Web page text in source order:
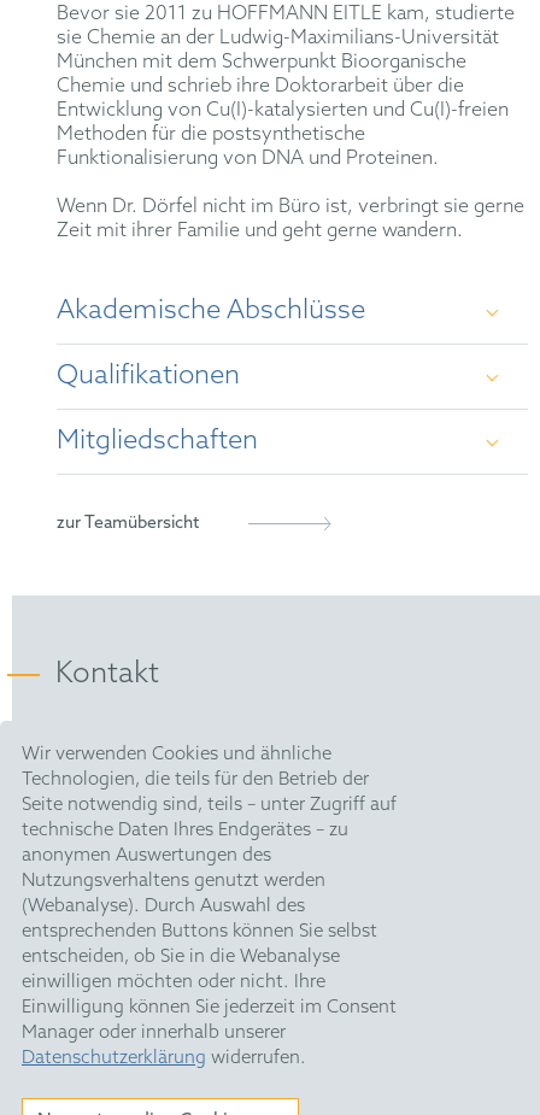
Wir verwenden Cookies und ähnliche
Technologien, die teils für den Betrieb der
Seite notwendig sind, teils – unter Zugriff auf
technische Daten Ihres Endgerätes – zu
anonymen Auswertungen des
Nutzungsverhaltens genutzt werden
(Webanalyse). Durch Auswahl des
entsprechenden Buttons können Sie selbst
entscheiden, ob Sie in die Webanalyse
einwilligen möchten oder nicht. Ihre
Einwilligung können Sie jederzeit im Consent
Manager oder innerhalb unserer
Datenschutzerklärung widerrufen.
Bevor sie 2011 zu HOFFMANN EITLE kam, studierte
sie Chemie an der Ludwig-Maximilians-Universität
München mit dem Schwerpunkt Bioorganische
Chemie und schrieb ihre Doktorarbeit über die
Entwicklung von Cu(I)-katalysierten und Cu(I)-freien
Methoden für die postsynthetische
Funktionalisierung von DNA und Proteinen.
Wenn Dr. Dörfel nicht im Büro ist, verbringt sie gerne
Zeit mit ihrer Familie und geht gerne wandern.
Akademische Abschlüsse
Diplom in Chemie an der Ludwig-Maximilians-
Universität (LMU) München (2001 - 2006)
Qualifikationen
Patentanwältin
Mitgliedschaften
Patentanwaltskammer
VPP
zur Teamübersicht
Kontakt
HOFFMANN EITLE |
Patent- und Rechtsanwälte PartmbB
Arabellastraße 30 |
81925 München
T +49 89 924090|
F +49 89 918356
pm@hoffmanneitle.com
Impressum
Datenschutz
HE Quarterly